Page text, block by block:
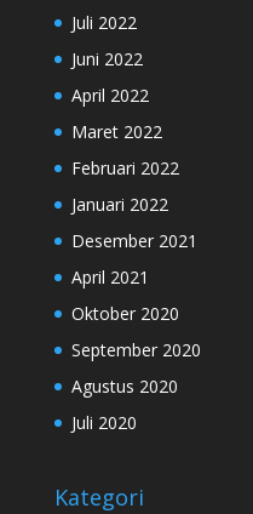
Juli 2022
Juni 2022
April 2022
Maret 2022
Februari 2022
Januari 2022
Desember 2021
April 2021
Oktober 2020
September 2020
Agustus 2020
Juli 2020
Kategori